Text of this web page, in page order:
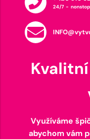
24/7 - nonstop
Využíváme
abychom vám